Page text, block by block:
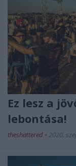
Ez lesz a
lebontása!
theshattered • 2020.